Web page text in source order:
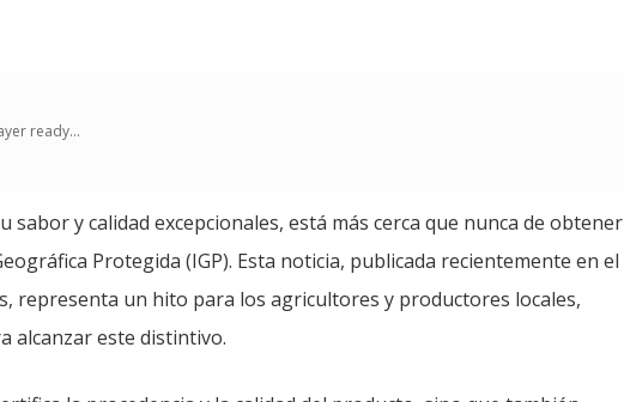
ready...
sabor y calidad excepcionales, está más cerca que nunca de obtener
Protegida (IGP). Esta noticia, publicada recientemente en el
representa un hito para los agricultores y productores locales,
alcanzar este distintivo.